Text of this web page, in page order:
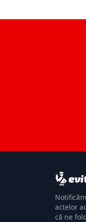
actelor
că ne